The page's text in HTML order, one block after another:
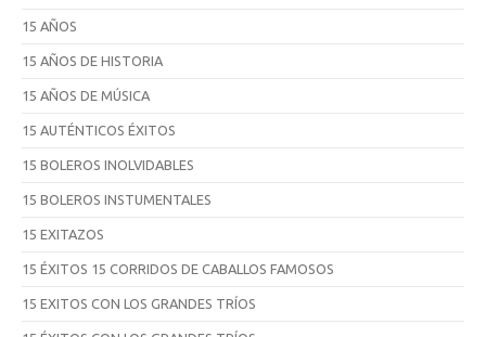
15 AÑOS
15 AÑOS DE HISTORIA
15 AÑOS DE MÚSICA
15 AUTÉNTICOS ÉXITOS
15 BOLEROS INOLVIDABLES
15 BOLEROS INSTUMENTALES
15 EXITAZOS
15 ÉXITOS 15 CORRIDOS DE CABALLOS FAMOSOS
15 EXITOS CON LOS GRANDES TRÍOS